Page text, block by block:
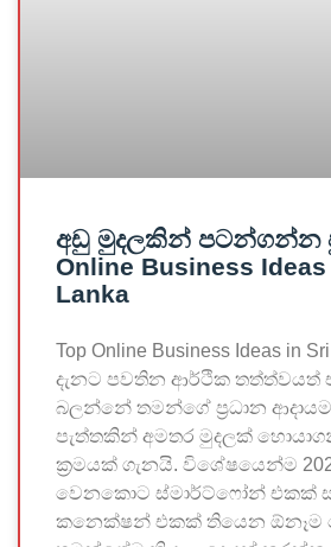
අඩු මුදලකින් පටන්ගන්න
Online Business
Lanka
Top Online Business Ideas in
දැනට පවතින ආර්ථික තත්ත්වයත්
බලන්නේ තමන්ගේ ප්‍රධාන
පැත්තකින් අමතර මුදලක්
ක්‍රමයක් ගැනයි. විශේෂයෙන්ම
වෙනකොට ස්මාර්ට්ෆෝන් එකක්
කනෙක්ෂන් එකක් තියෙන ඕනෑම